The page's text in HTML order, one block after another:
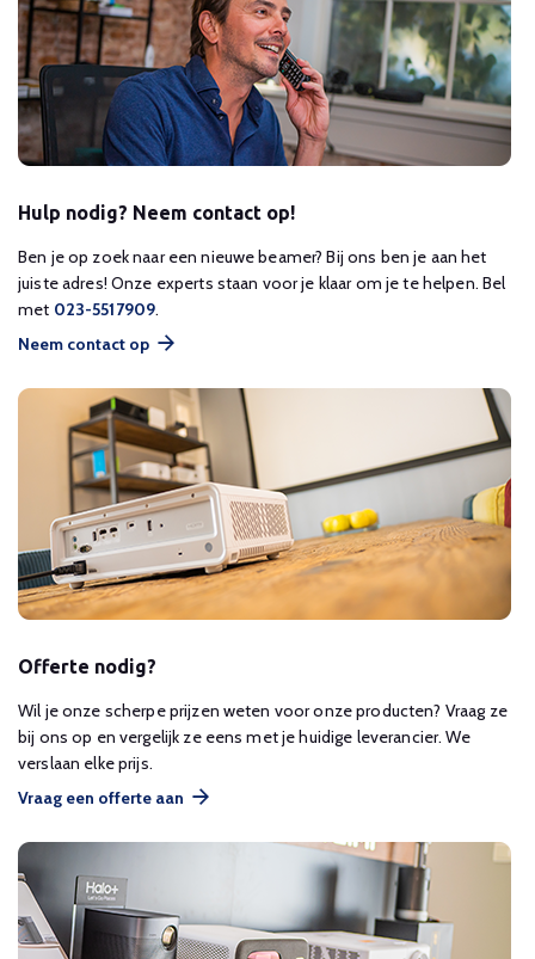
Hulp nodig? Neem contact op!
Ben je op zoek naar een nieuwe beamer? Bij ons ben je aan het
juiste adres! Onze experts staan voor je klaar om je te helpen. Bel
met 023-5517909.
Neem contact op
Offerte nodig?
Wil je onze scherpe prijzen weten voor onze producten? Vraag ze
bij ons op en vergelijk ze eens met je huidige leverancier. We
verslaan elke prijs.
Vraag een offerte aan